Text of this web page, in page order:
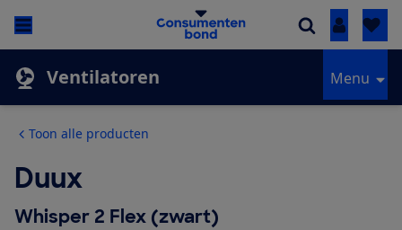
Inloggen
Ventilatoren Menu
Toon alle producten
Duux
Whisper 2 Flex (zwart)